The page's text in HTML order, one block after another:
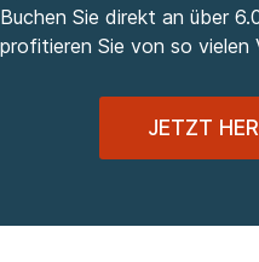
Buchen Sie direkt an über
profitieren Sie von so vielen
JETZT